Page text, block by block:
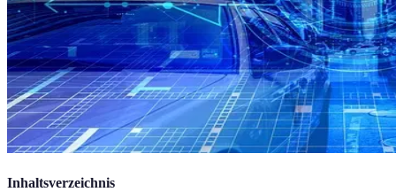
Inhaltsverzeichnis